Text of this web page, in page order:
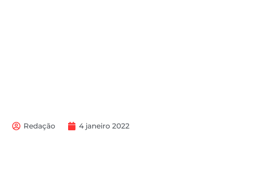
Redação 4 janeiro 2022